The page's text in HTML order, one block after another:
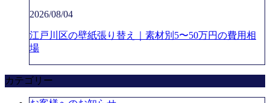
2026/08/04
江戸川区の壁紙張り替え｜素材別5〜50万円の費用相
場
カテゴリー